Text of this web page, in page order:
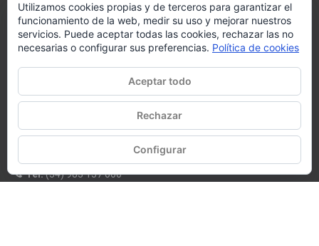
Villagra.es
Nuestro objetivo es conseguir la mejor instalación posible, la más
óptima, la de mejor calidad y la que de al usuario final la mejor
experiencia y calidad de vida.
Tel:(34) 983 157 000
Utilizamos cookies propias y de terceros para garantizar el
funcionamiento de la web, medir su uso y mejorar nuestros
servicios. Puede aceptar todas las cookies, rechazar las no
necesarias o configurar sus preferencias. Política de cookies
Aceptar todo
Rechazar
Configurar